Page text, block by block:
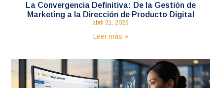
La Convergencia Definitiva: De la Gestión de
Marketing a la Dirección de Producto Digital
abril 21, 2026
Leer más »